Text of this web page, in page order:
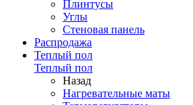
Плинтусы
Углы
Стеновая панель
Распродажа
Теплый пол
Теплый пол
Назад
Нагревательные маты